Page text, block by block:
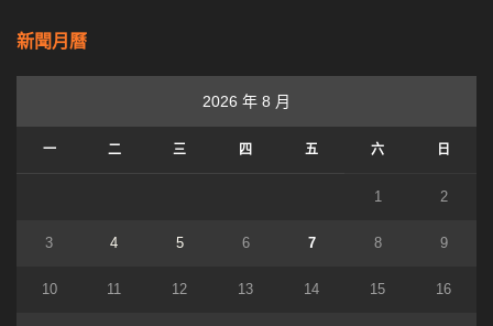
新聞月曆
2026 年 8 月
一 二 三 四 五 六 日
1 2
3 4 5 6 7 8 9
10 11 12 13 14 15 16